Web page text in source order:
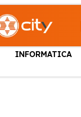
INFORMATICA